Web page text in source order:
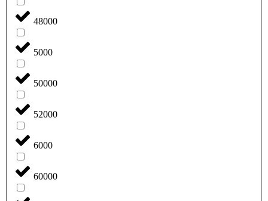
48000
5000
50000
52000
6000
60000